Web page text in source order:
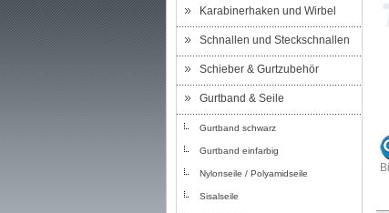
Karabinerhaken und Wirbel
Schnallen und Steckschnallen
Schieber & Gurtzubehör
Gurtband & Seile
Gurtband schwarz
Gurtband einfarbig
Nylonseile / Polyamidseile
Sisalseile